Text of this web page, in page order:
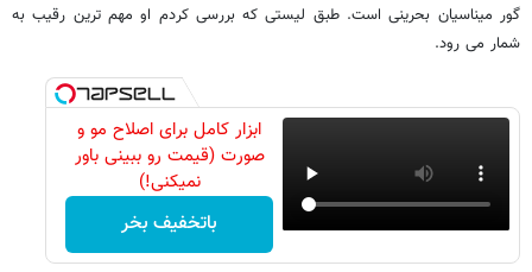
گور میناسیان بحرینی است. طبق لیستی که بررسی کردم او مهم ترین رقیب به
شمار می رود.
ابزار کامل برای اصلاح مو و
صورت (قیمت رو ببینی باور
نمیکنی!)
باتخفیف بخر